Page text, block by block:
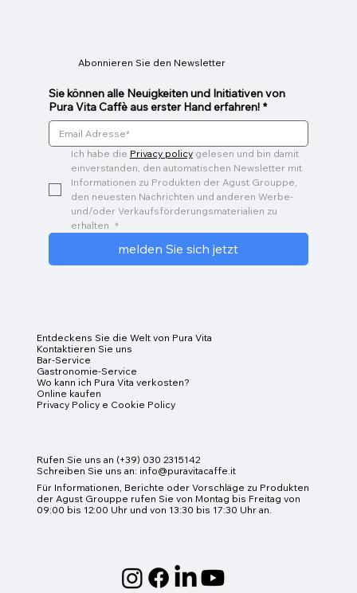
Abonnieren Sie den Newsletter
Sie können alle Neuigkeiten und Initiativen von
Pura Vita Caffè aus erster Hand erfahren! *
Ich habe die Privacy policy gelesen und bin damit
einverstanden, den automatischen Newsletter mit
Informationen zu Produkten der Agust Grouppe,
den neuesten Nachrichten und anderen Werbe-
und/oder Verkaufsförderungsmaterialien zu
erhalten. *
melden Sie sich jetzt
Entdeckens Sie die Welt von Pura Vita
Kontaktieren Sie uns
Bar-Service
Gastronomie-Service
Wo kann ich Pura Vita verkosten?
Online kaufen
Privacy Policy e Cookie Policy
Rufen Sie uns an (+39) 030 2315142
Schreiben Sie uns an: info@puravitacaffe.it
Für Informationen, Berichte oder Vorschläge zu Produkten
der Agust Grouppe rufen Sie von Montag bis Freitag von
09:00 bis 12:00 Uhr und von 13:30 bis 17:30 Uhr an.